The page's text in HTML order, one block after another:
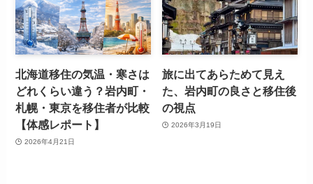
北海道移住の気温・寒さは
どれくらい違う？岩内町・
札幌・東京を移住者が比較
【体感レポート】
2026年4月21日
旅に出てあらためて見え
た、岩内町の良さと移住後
の視点
2026年3月19日